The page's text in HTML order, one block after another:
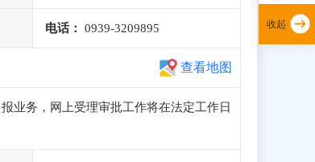
电话： 0939-3209895
查看地图
业务，网上受理审批工作将在法定工作日
收起